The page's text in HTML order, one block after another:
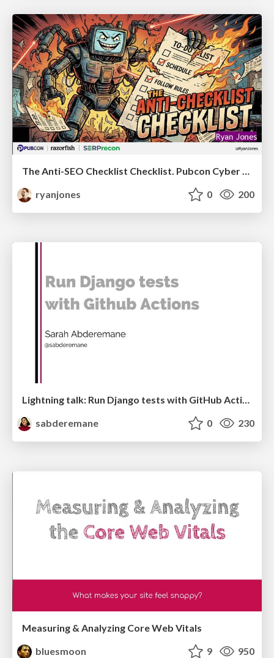
The Anti-SEO Checklist Checklist. Pubcon Cyber Week
ryanjones
0 200
Lightning talk: Run Django tests with GitHub Actions
sabderemane
0 230
Measuring & Analyzing Core Web Vitals
bluesmoon
9 950